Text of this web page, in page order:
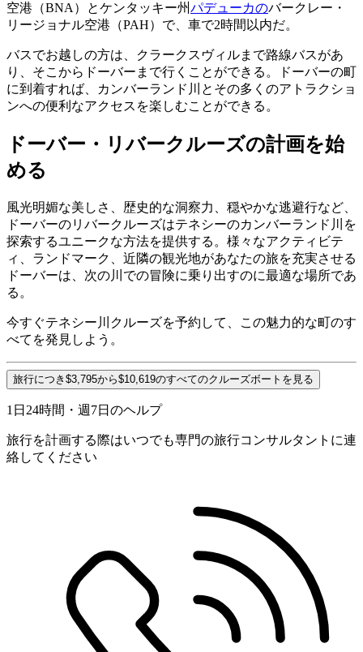
空港（BNA）とケンタッキー州パデューカのバークレー・
リージョナル空港（PAH）で、車で2時間以内だ。
バスでお越しの方は、クラークスヴィルまで路線バスがあ
り、そこからドーバーまで行くことができる。ドーバーの町
に到着すれば、カンバーランド川とその多くのアトラクショ
ンへの便利なアクセスを楽しむことができる。
ドーバー・リバークルーズの計画を始
める
風光明媚な美しさ、歴史的な洞察力、穏やかな逃避行など、
ドーバーのリバークルーズはテネシーのカンバーランド川を
探索するユニークな方法を提供する。様々なアクティビテ
ィ、ランドマーク、近隣の観光地があなたの旅を充実させる
ドーバーは、次の川での冒険に乗り出すのに最適な場所であ
る。
今すぐテネシー川クルーズを予約して、この魅力的な町のす
べてを発見しよう。
旅行につき$3,795から$10,619のすべてのクルーズボートを見る
1日24時間・週7日のヘルプ
旅行を計画する際はいつでも専門の旅行コンサルタントに連
絡してください